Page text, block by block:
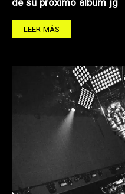
de su próximo álbum jg
LEER MÁS